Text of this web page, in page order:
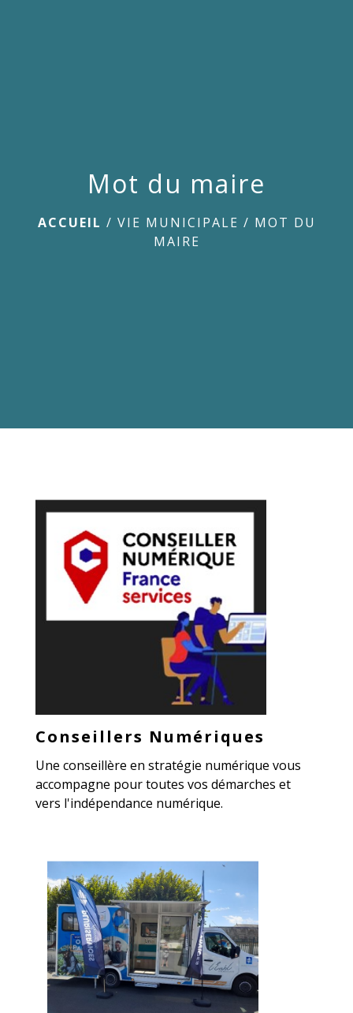
Mot du maire
ACCUEIL / VIE MUNICIPALE / MOT DU
MAIRE
Conseillers Numériques
Une conseillère en stratégie numérique vous
accompagne pour toutes vos démarches et
vers l'indépendance numérique.